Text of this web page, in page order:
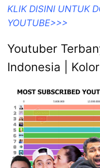
KLIK DISINI UNTUK
YOUTUBE>>>
Youtuber
Indonesia |